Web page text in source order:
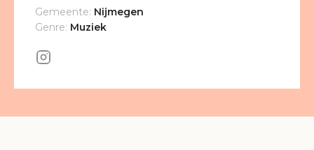
Gemeente: Nijmegen
Genre: Muziek